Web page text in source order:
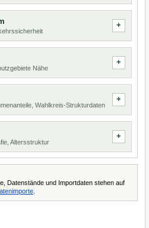
Nähe
Wahlkreis-Strukturdaten
Altersstruktur
Datenstände und Importdaten stehen auf